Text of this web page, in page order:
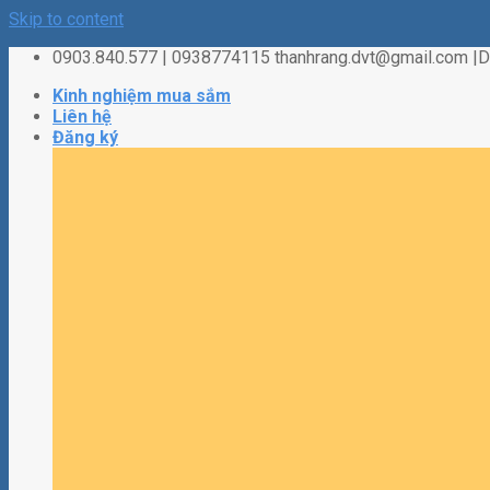
Skip to content
0903.840.577 | 0938774115 thanhrang.dvt@gmail.com
Kinh nghiệm mua sắm
Liên hệ
Đăng ký